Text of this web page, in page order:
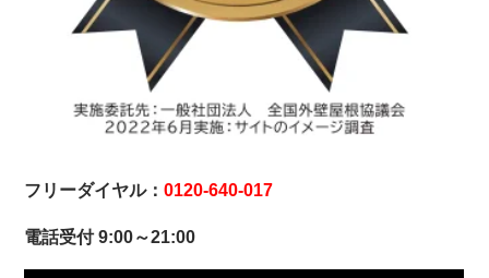
フリーダイヤル：0120-640-017
電話受付 9:00～21:00